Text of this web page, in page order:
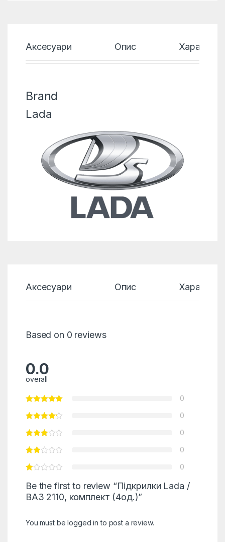
Аксесуари Опис
Brand
Lada
Аксесуари Опис
Based on 0 reviews
0.0
overall
0
0
0
0
0
Be the first to review “Підкрилки Lada /
ВАЗ 2110, комплект (4од.)”
You must belogged in to post a review.